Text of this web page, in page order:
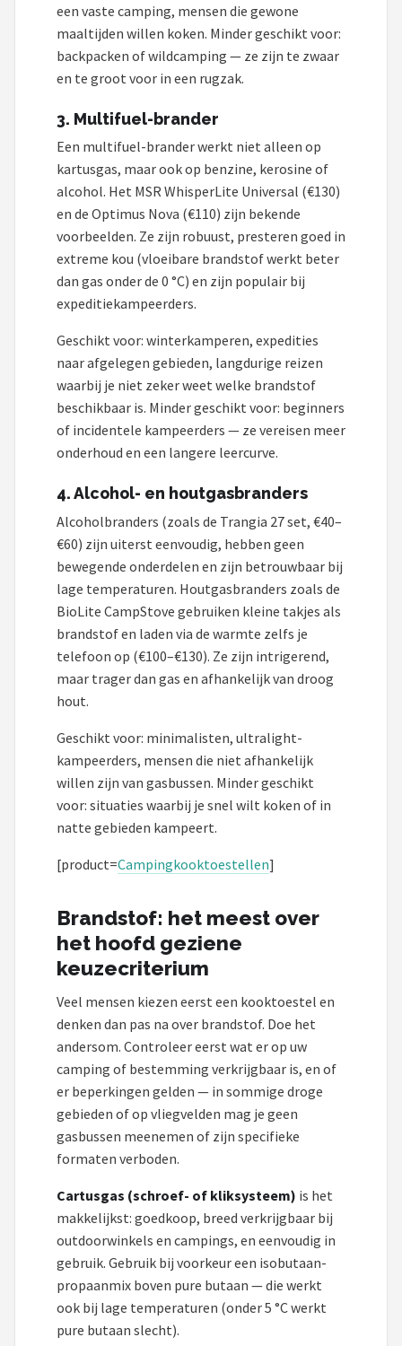
een vaste camping, mensen die gewone
maaltijden willen koken. Minder geschikt voor:
backpacken of wildcamping — ze zijn te zwaar
en te groot voor in een rugzak.
3. Multifuel-brander
Een multifuel-brander werkt niet alleen op
kartusgas, maar ook op benzine, kerosine of
alcohol. Het MSR WhisperLite Universal (€130)
en de Optimus Nova (€110) zijn bekende
voorbeelden. Ze zijn robuust, presteren goed in
extreme kou (vloeibare brandstof werkt beter
dan gas onder de 0 °C) en zijn populair bij
expeditiekampeerders.
Geschikt voor: winterkamperen, expedities
naar afgelegen gebieden, langdurige reizen
waarbij je niet zeker weet welke brandstof
beschikbaar is. Minder geschikt voor: beginners
of incidentele kampeerders — ze vereisen meer
onderhoud en een langere leercurve.
4. Alcohol- en houtgasbranders
Alcoholbranders (zoals de Trangia 27 set, €40–
€60) zijn uiterst eenvoudig, hebben geen
bewegende onderdelen en zijn betrouwbaar bij
lage temperaturen. Houtgasbranders zoals de
BioLite CampStove gebruiken kleine takjes als
brandstof en laden via de warmte zelfs je
telefoon op (€100–€130). Ze zijn intrigerend,
maar trager dan gas en afhankelijk van droog
hout.
Geschikt voor: minimalisten, ultralight-
kampeerders, mensen die niet afhankelijk
willen zijn van gasbussen. Minder geschikt
voor: situaties waarbij je snel wilt koken of in
natte gebieden kampeert.
[product=Campingkooktoestellen]
Brandstof: het meest over
het hoofd geziene
keuzecriterium
Veel mensen kiezen eerst een kooktoestel en
denken dan pas na over brandstof. Doe het
andersom. Controleer eerst wat er op uw
camping of bestemming verkrijgbaar is, en of
er beperkingen gelden — in sommige droge
gebieden of op vliegvelden mag je geen
gasbussen meenemen of zijn specifieke
formaten verboden.
Cartusgas (schroef- of kliksysteem) is het
makkelijkst: goedkoop, breed verkrijgbaar bij
outdoorwinkels en campings, en eenvoudig in
gebruik. Gebruik bij voorkeur een isobutaan-
propaanmix boven pure butaan — die werkt
ook bij lage temperaturen (onder 5 °C werkt
pure butaan slecht).